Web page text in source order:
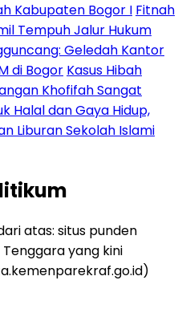
Kabupaten Bogor I Fitnah
Tempuh Jalur Hukum
Geledah Kantor
di Bogor Kasus Hibah
Khofifah Sangat
Halal dan Gaya Hidup,
Liburan Sekolah Islami